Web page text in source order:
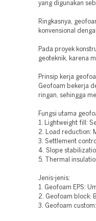
yang digunakan
Ringkasnya,
konvensional
Pada proyek
geoteknik, karena
Prinsip kerja
Geofoam bekerja
ringan, sehingga
Fungsi utama
1. Lightweight fill:
2. Load reduction:
3. Settlement
4. Slope
5. Thermal
Jenis-jenis:
1. Geofoam EPS:
2. Geofoam block:
3. Geofoam